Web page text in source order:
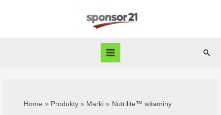
Main
Home Produkty Marki Nutrilite™ witaminy